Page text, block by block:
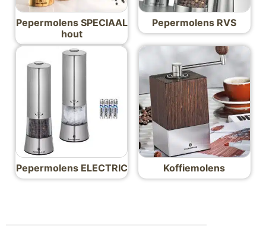
Pepermolens SPECIAAL
hout
Pepermolens RVS
Pepermolens ELECTRIC Koffiemolens